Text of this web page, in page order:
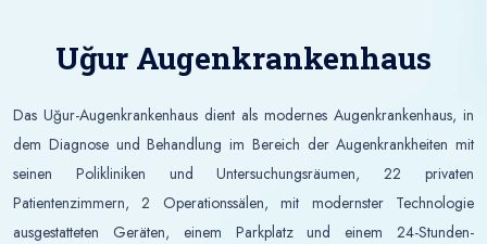
Uğur Augenkrankenhaus
Das Uğur-Augenkrankenhaus dient als modernes Augenkrankenhaus, in
dem Diagnose und Behandlung im Bereich der Augenkrankheiten mit
seinen Polikliniken und Untersuchungsräumen, 22 privaten
Patientenzimmern, 2 Operationssälen, mit modernster Technologie
ausgestatteten Geräten, einem Parkplatz und einem 24-Stunden-